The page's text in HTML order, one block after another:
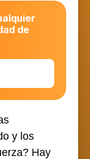
de
y los
Hay